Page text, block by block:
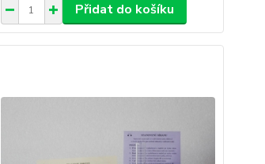
Přidat do košíku